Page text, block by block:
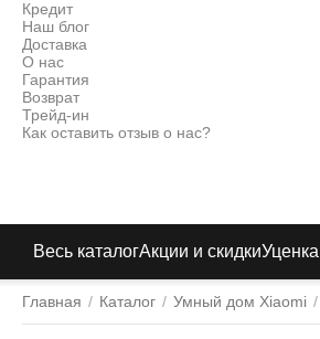
Кредит
Наш блог
Доставка
О нас
Гарантия
Возврат
Трейд-ин
Как оставить отзыв о нас?
Весь каталогАкции и скидкиУценка
Главная / Каталог / Умный дом Xiaomi /